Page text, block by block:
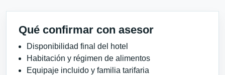
Qué confirmar con asesor
Disponibilidad final del hotel
Habitación y régimen de alimentos
Equipaje incluido y familia tarifaria